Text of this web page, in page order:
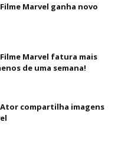
Filme Marvel ganha novo
Filme Marvel fatura mais
de uma semana!
Ator compartilha imagens